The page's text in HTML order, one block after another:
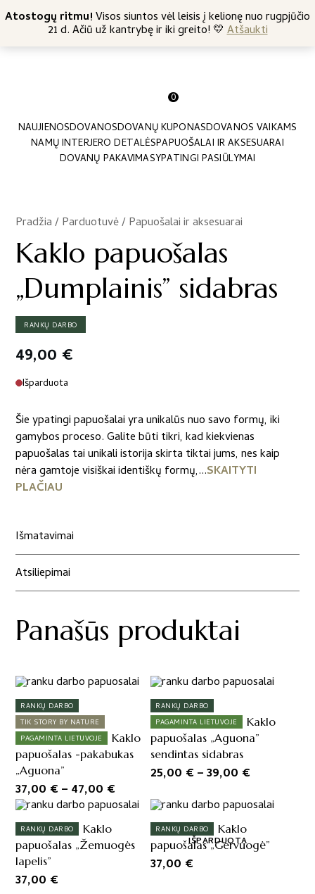
Atostogų ritmu!Visos siuntos vėl leisis į kelionę nuo rugpjūčio
21 d. Ačiū už kantrybę ir iki greito! 💛Atšaukti
Nemokamas siuntimas nuo 45 Eur +370 682 57369
0
NAUJIENOSDOVANOSDOVANŲ KUPONASDOVANOS VAIKAMS
NAMŲ INTERJERO DETALĖSPAPUOŠALAI IR AKSESUARAI
DOVANŲ PAKAVIMASYPATINGI PASIŪLYMAI
Pradžia/Parduotuvė/Papuošalai ir aksesuarai
/
Kaklo papuošalas
„Dumplainis” sidabras
RANKŲ DARBO
49,00 €
Išparduota
Šie ypatingi papuošalai yra unikalūs nuo savo formų, iki
gamybos proceso. Galite būti tikri, kad kiekvienas
papuošalas tai unikali istorija skirta tiktai jums, nes kaip
nėra gamtoje visiškai identiškų formų,...SKAITYTI
PLAČIAU
Išmatavimai
Atsiliepimai
Panašūs produktai
RANKŲ DARBO
TIK STORY BY NATURE
PAGAMINTA LIETUVOJE
Kaklo
papuošalas -pakabukas
„Aguona”
37,00 € – 47,00 €
range:
37,00 €
through
47,00 €
This
product
has
multiple
variants.
The
options
may
be
chosen
on
the
product
page
RANKŲ DARBO
PAGAMINTA LIETUVOJE
Kaklo
papuošalas „Aguona”
sendintas sidabras
25,00 € –39,00 €
25,00 €
39,00 €
IŠPARDUOTA
This
product
has
multiple
variants.
The
options
be
chosen
on
the
product
RANKŲ DARBO
Kaklo
papuošalas „Žemuogės
lapelis”
37,00 €
RANKŲ DARBO
Kaklo
papuošalas „Gervuogė”
37,00 €